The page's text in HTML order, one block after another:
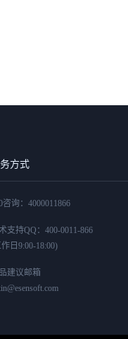
方式
咨询：4000011866
支持QQ：400-0011-866
日9:00-18:00)
建议邮箱